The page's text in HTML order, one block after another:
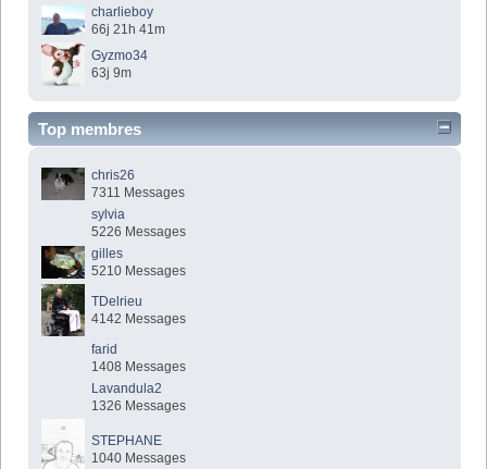
charlieboy
66j 21h 41m
Gyzmo34
63j 9m
Top membres
chris26
7311 Messages
sylvia
5226 Messages
gilles
5210 Messages
TDelrieu
4142 Messages
farid
1408 Messages
Lavandula2
1326 Messages
STEPHANE
1040 Messages